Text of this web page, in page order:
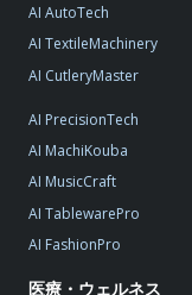
AI AutoTech
AI TextileMachinery
AI CutleryMaster
AI PrecisionTech
AI MachiKouba
AI MusicCraft
AI TablewarePro
AI FashionPro
医療・ウェルネス